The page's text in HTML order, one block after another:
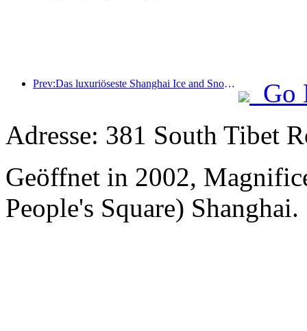
Prev:Das luxuriöseste Shanghai Ice and Snow World Hotel wird enthüllt
Go
Adresse: 381 South Tibet
Geöffnet in 2002,
People's Square) Shanghai.